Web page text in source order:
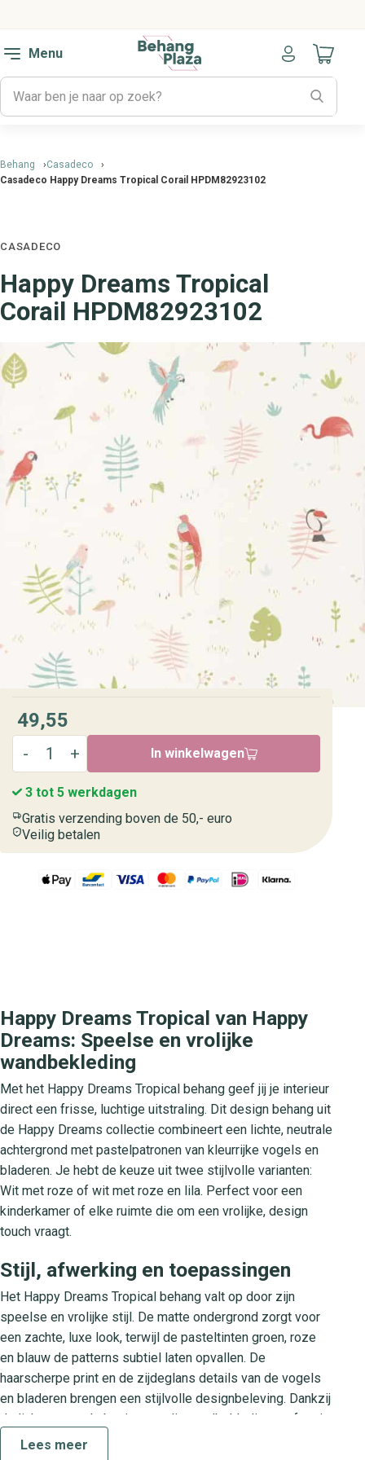
Menu
Naar
Behang
Casadeco
Casadeco Happy Dreams Tropical Corail HPDM82923102
CASADECO
Happy Dreams Tropical
Corail HPDM82923102
49,55
In winkelwagen
3 tot 5 werkdagen
Gratis verzending boven de 50,- euro
Veilig betalen
Happy Dreams Tropical van Happy
Dreams: Speelse en vrolijke
wandbekleding
Met het Happy Dreams Tropical behang geef jij je interieur
direct een frisse, luchtige uitstraling. Dit design behang uit
de Happy Dreams collectie combineert een lichte, neutrale
achtergrond met pastelpatronen van kleurrijke vogels en
bladeren. Je hebt de keuze uit twee stijlvolle varianten:
Wit met roze of wit met roze en lila. Perfect voor een
kinderkamer of elke ruimte die om een vrolijke, design
touch vraagt.
Stijl, afwerking en toepassingen
Het Happy Dreams Tropical behang valt op door zijn
speelse en vrolijke stijl. De matte ondergrond zorgt voor
een zachte, luxe look, terwijl de pasteltinten groen, roze
en blauw de patterns subtiel laten opvallen. De
haarscherpe print en de zijdeglans details van de vogels
en bladeren brengen een stijlvolle designbeleving. Dankzij
de lichte, neutrale basis past dit wandbekleding perfect in
uiteenlopende interieurs: Van kinderkamer en speelruimte
Lees meer